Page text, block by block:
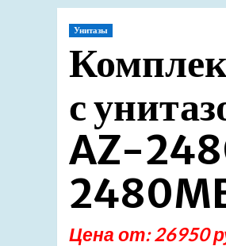
Унитазы
с
AZ-
Цена от: 26950